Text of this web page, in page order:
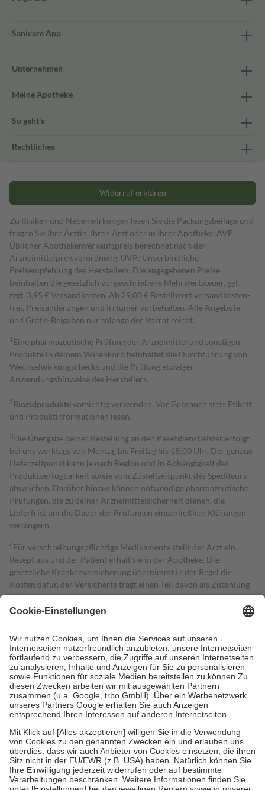
Sanicare App
Unternehmen
Meine Apotheke
So geht's
Rechtliches
Widerruf erklären
Zu Risiken und Nebenwirkungen lesen Sie die Packungsbeilage und
fragen Sie Ihre Ärztin, Ihren Arzt oder in Ihrer Apotheke. AVP:
Üblicher Apothekenverkaufspreis berechnet nach der
Arzneimittelpreisverordnung. UVP: Unverbindliche
Preisempfehlung des Herstellers. Die angegebenen Preise
beinhalten die gesetzlich vorgeschriebene Mehrwertsteuer, ggf.
zzgl. 3,95 € Versandkosten. Ab 29,00 € Bestell­wert versand­kosten­
frei. Preisänderungen und Irrtümer vorbehalten. Alle Angebote
und Gratis-Beigaben nur solange der Vorrat reicht.
1 Eine pharmazeutische Prüfung der Arzneimittel und sonstigen
Produkte in deinem Warenkorb beinhaltet die Durchführung von
Wechselwirkungschecks und die Prüfung etwaiger
Anwendungshinweise des Herstellers.
2Biozidproduktevorsichtig verwenden. Vor Gebrauch stets Etikett
und Produktinformationen lesen.
3Die Übergabe deiner Bestellung an den Paketdienstleister erfolgt
bei uns werktags von Montag bis Freitag bis 18:00 Uhr. Der genaue
Lieferzeitpunkt kann je nach Region und in Abhängigkeit der
Produktverfügbarkeit sowie vom Zustellzeitpunkt des Spediteurs
abweichen. Darüber hinaus können notwendige pharmazeutische
Prüfungen, die zu deiner Arzneimittelsicherheit dienen, die
Lieferfrist um die Dauer der Prüfungen einschließlich Klärungen
verlängern.
4Für verschreibungspflichtige Medikamente stellt der Arzt ein
Rezept aus und der Patient erhält sie in der Apotheke. Die
gesetzliche Krankenversicherung übernimmt in der Regel die
Kosten dafür, der Versicherte trägt einen Teil davon als Zuzahlung
mit.
Grundsätzlich leisten Mitglieder Zuzahlungen in Höhe von zehn
höchstens zehn Euro.
Es sind jedoch nie mehr als die tatsächlichen
Kosten der Leistung zu entrichten.
Diese Regeln gelten grundsätzlich auch für Online-Apotheken.
Bei Heilmitteln und häuslicher Krankenpflege beträgt die
Zuzahlung zehn Prozent der Kosten sowie zehn Euro je
Verordnung.
Um das Engagement der Versicherten für ihre eigene Gesundheit zu
stärken und die besondere Stellung der Familie zu unterstützen,
fallenkeine Zuzahlungenan bei:
• Kindern und Jugendlichen bis zum vollendeten 18. Lebensjahr
mit Ausnahme der Fahrkosten
• Untersuchungen zur Vorsorge und Früherkennung, die von der
GKV getragen werden